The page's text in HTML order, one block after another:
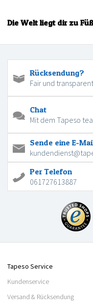
Die Welt liegt dir zu
Rücksendung?
Fair und transparent
Chat
Mit dem Tapeso
Sende eine E-
Per Telefon
061727613887
Tapeso Service
Kundenservice
Versand & Rücksendung